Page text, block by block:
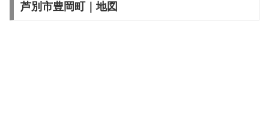
芦別市豊岡町｜地図